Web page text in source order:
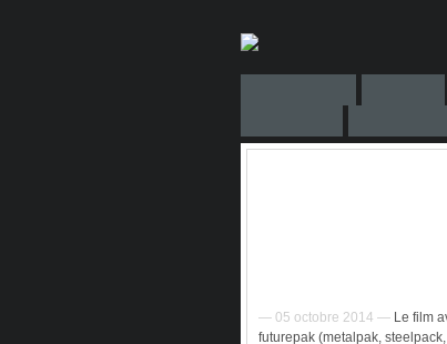
— 05 octobre 2014 — Le film
futurepak (metalpak,